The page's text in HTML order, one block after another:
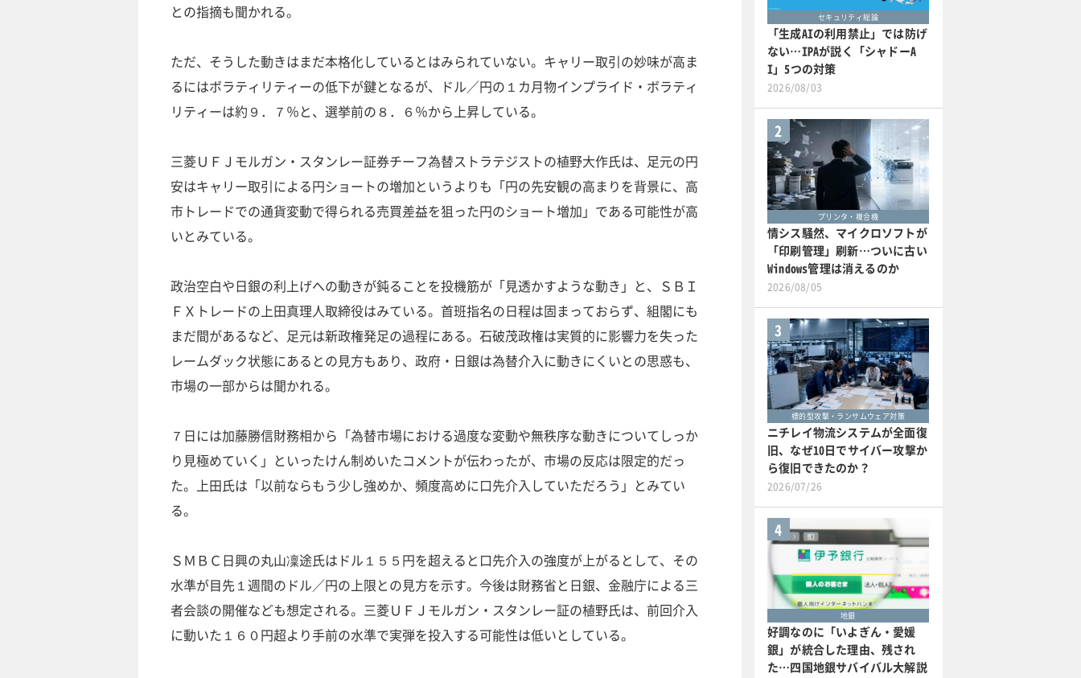
との指摘も聞かれる。
ただ、そうした動きはまだ本格化しているとはみられていない。キャリー取引の妙味が高ま
るにはボラティリティーの低下が鍵となるが、ドル／円の１カ月物インプライド・ボラティ
リティーは約９．７％と、選挙前の８．６％から上昇している。
三菱ＵＦＪモルガン・スタンレー証券チーフ為替ストラテジストの植野大作氏は、足元の円
安はキャリー取引による円ショートの増加というよりも「円の先安観の高まりを背景に、高
市トレードでの通貨変動で得られる売買差益を狙った円のショート増加」である可能性が高
いとみている。
政治空白や日銀の利上げへの動きが鈍ることを投機筋が「見透かすような動き」と、ＳＢＩ
ＦＸトレードの上田真理人取締役はみている。首班指名の日程は固まっておらず、組閣にも
まだ間があるなど、足元は新政権発足の過程にある。石破茂政権は実質的に影響力を失った
レームダック状態にあるとの見方もあり、政府・日銀は為替介入に動きにくいとの思惑も、
市場の一部からは聞かれる。
７日には加藤勝信財務相から「為替市場における過度な変動や無秩序な動きについてしっか
り見極めていく」といったけん制めいたコメントが伝わったが、市場の反応は限定的だっ
た。上田氏は「以前ならもう少し強めか、頻度高めに口先介入していただろう」とみてい
る。
ＳＭＢＣ日興の丸山凜途氏はドル１５５円を超えると口先介入の強度が上がるとして、その
水準が目先１週間のドル／円の上限との見方を示す。今後は財務省と日銀、金融庁による三
者会談の開催なども想定される。三菱ＵＦＪモルガン・スタンレー証の植野氏は、前回介入
に動いた１６０円超より手前の水準で実弾を投入する可能性は低いとしている。
セキュリティ総論
「生成AIの利用禁止」では防げ
ない…IPAが説く「シャドーA
I」5つの対策
2026/08/03
2
プリンタ・複合機
情シス騒然、マイクロソフトが
「印刷管理」刷新…ついに古い
Windows管理は消えるのか
2026/08/05
3
標的型攻撃・ランサムウェア対策
ニチレイ物流システムが全面復
旧、なぜ10日でサイバー攻撃か
ら復旧できたのか？
2026/07/26
4
地銀
好調なのに「いよぎん・愛媛
銀」が統合した理由、残され
た…四国地銀サバイバル大解説